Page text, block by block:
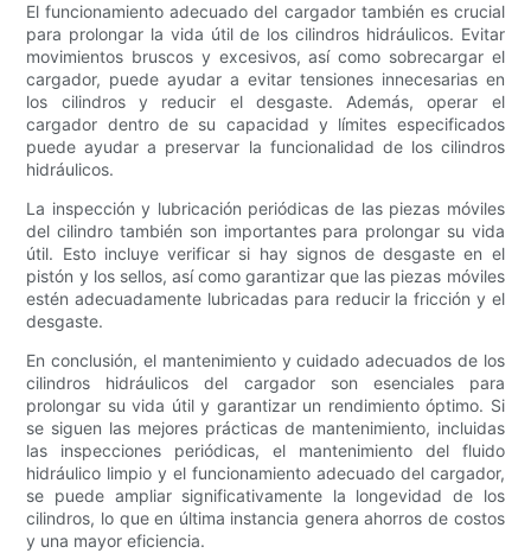
El funcionamiento adecuado del cargador también es crucial
para prolongar la vida útil de los cilindros hidráulicos. Evitar
movimientos bruscos y excesivos, así como sobrecargar el
cargador, puede ayudar a evitar tensiones innecesarias en
los cilindros y reducir el desgaste. Además, operar el
cargador dentro de su capacidad y límites especificados
puede ayudar a preservar la funcionalidad de los cilindros
hidráulicos.
La inspección y lubricación periódicas de las piezas móviles
del cilindro también son importantes para prolongar su vida
útil. Esto incluye verificar si hay signos de desgaste en el
pistón y los sellos, así como garantizar que las piezas móviles
estén adecuadamente lubricadas para reducir la fricción y el
desgaste.
En conclusión, el mantenimiento y cuidado adecuados de los
cilindros hidráulicos del cargador son esenciales para
prolongar su vida útil y garantizar un rendimiento óptimo. Si
se siguen las mejores prácticas de mantenimiento, incluidas
las inspecciones periódicas, el mantenimiento del fluido
hidráulico limpio y el funcionamiento adecuado del cargador,
se puede ampliar significativamente la longevidad de los
cilindros, lo que en última instancia genera ahorros de costos
y una mayor eficiencia.